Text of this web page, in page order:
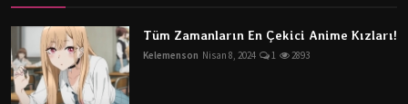
Tüm Zamanların En Çekici Anime Kızları!
Kelemenson Nisan 8, 2024 1 2893